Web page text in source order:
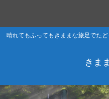
晴れてもふってもきままな旅足でた
きま